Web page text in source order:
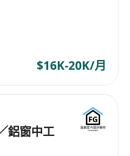
$16K-20K/月
鋁窗中工